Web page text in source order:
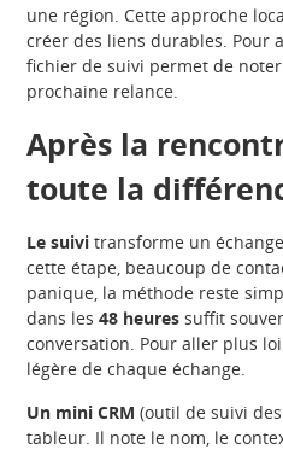
une région. Cette approche
créer des liens durables. Pour
fichier de suivi permet de
prochaine relance.
Après la
toute la
Le suivi transforme un
cette étape, beaucoup de
panique, la méthode reste
dans les48 heures suffit
conversation. Pour aller plus
légère de chaque échange.
Un mini CRM (outil de suivi
tableur. Il note le nom, le